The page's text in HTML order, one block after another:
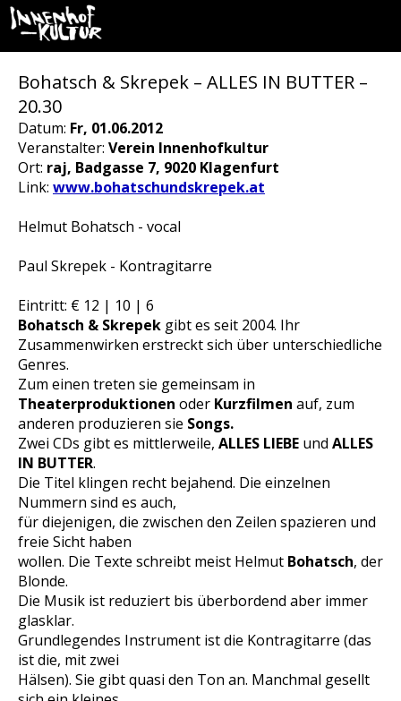
Bohatsch & Skrepek – ALLES IN BUTTER –
20.30
Datum: Fr, 01.06.2012
Veranstalter: Verein Innenhofkultur
Ort: raj, Badgasse 7, 9020 Klagenfurt
Link: www.bohatschundskrepek.at
Helmut Bohatsch - vocal
Paul Skrepek - Kontragitarre
Eintritt: € 12 | 10 | 6
Bohatsch & Skrepek gibt es seit 2004. Ihr
Zusammenwirken erstreckt sich über unterschiedliche
Genres.
Zum einen treten sie gemeinsam in
Theaterproduktionen oder Kurzfilmen auf, zum
anderen produzieren sie Songs.
Zwei CDs gibt es mittlerweile, ALLES LIEBE und ALLES
IN BUTTER.
Die Titel klingen recht bejahend. Die einzelnen
Nummern sind es auch,
für diejenigen, die zwischen den Zeilen spazieren und
freie Sicht haben
wollen. Die Texte schreibt meist Helmut Bohatsch, der
Blonde.
Die Musik ist reduziert bis überbordend aber immer
glasklar.
Grundlegendes Instrument ist die Kontragitarre (das
ist die, mit zwei
Hälsen). Sie gibt quasi den Ton an. Manchmal gesellt